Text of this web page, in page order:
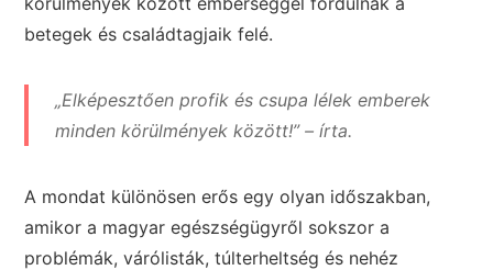
betegek és családtagjaik felé.
„Elképesztően profik és csupa lélek emberek
minden körülmények között!” – írta.
A mondat különösen erős egy olyan időszakban,
amikor a magyar egészségügyről sokszor a
problémák, várólisták, túlterheltség és nehéz